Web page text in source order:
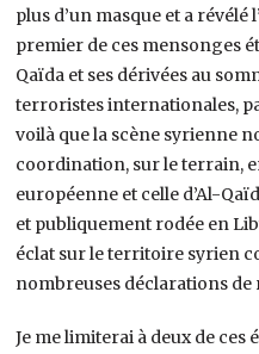
plus d’un masque et a révélé
premier de ces mensonges
Qaïda et ses dérivées au
terroristes internationales,
voilà que la scène syrienne
coordination, sur le terrain,
européenne et celle d’Al-
et publiquement rodée en
éclat sur le territoire syrien
nombreuses déclarations de
Je me limiterai à deux de ces